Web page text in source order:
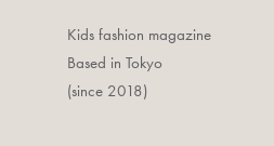
Kids fashion magazine
Based in Tokyo
(since 2018)